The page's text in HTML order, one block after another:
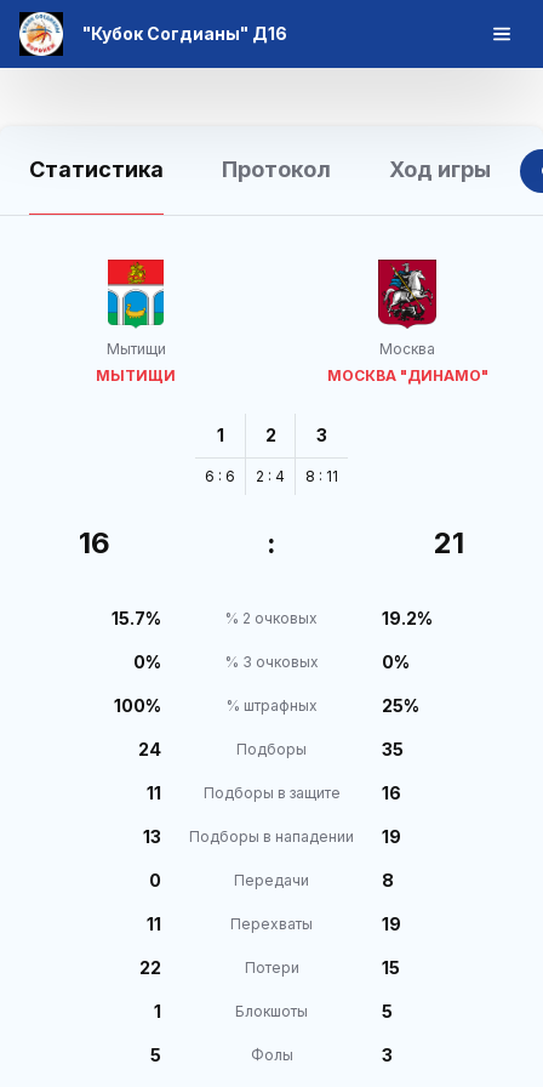
"Кубок Согдианы" Д16
Статистика Протокол Ход игры
Мытищи
МЫТИЩИ
Москва
МОСКВА "ДИНАМО"
1
6 : 6
2
2 : 4
3
8 : 11
16 : 21
15.7% % 2 очковых 19.2%
0% % 3 очковых 0%
100% % штрафных 25%
24 Подборы 35
11 Подборы в защите 16
13 Подборы в нападении 19
0 Передачи 8
11 Перехваты 19
22 Потери 15
1 Блокшоты 5
5 Фолы 3